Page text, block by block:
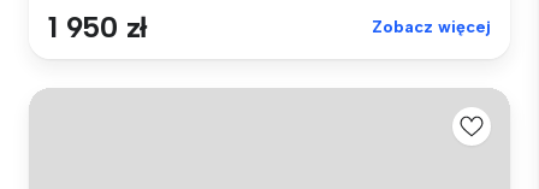
1 950 zł Zobacz więcej